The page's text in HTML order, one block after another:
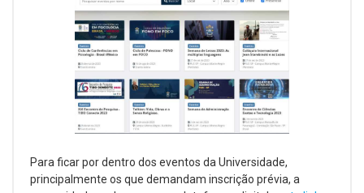
Para ficar por dentro dos eventos da Universidade,
principalmente os que demandam inscrição prévia, a